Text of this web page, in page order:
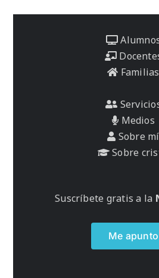
Familias
Medios
Sobre mí
Sobre
Suscríbete gratis a la
Me apunto